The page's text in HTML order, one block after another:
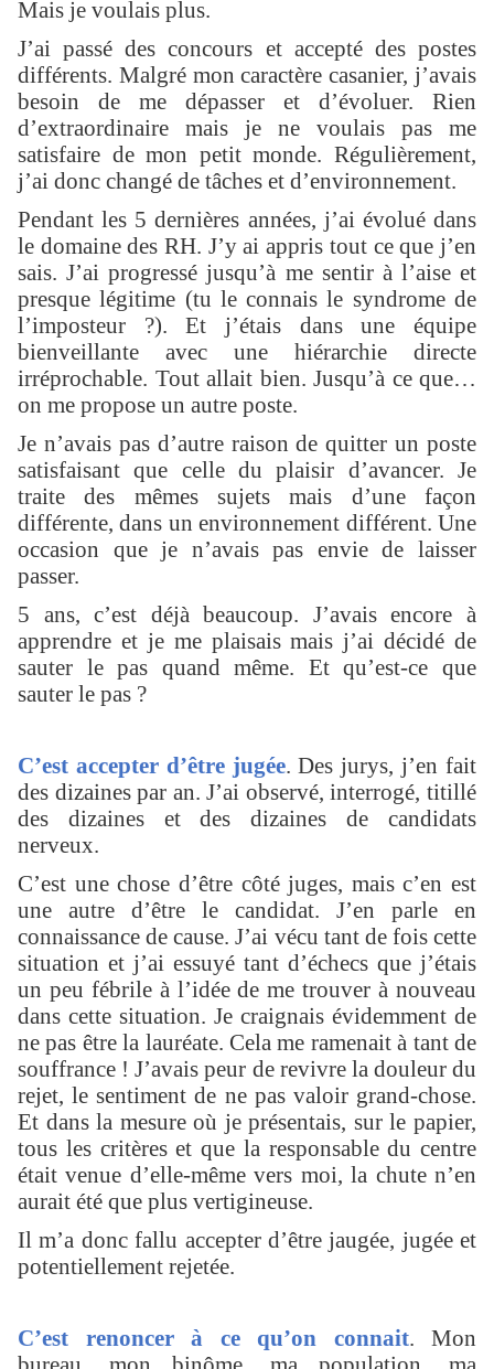
Mais je voulais plus.
J’ai passé des concours et accepté des postes
différents. Malgré mon caractère casanier, j’avais
besoin de me dépasser et d’évoluer. Rien
d’extraordinaire mais je ne voulais pas me
satisfaire de mon petit monde. Régulièrement,
j’ai donc changé de tâches et d’environnement.
Pendant les 5 dernières années, j’ai évolué dans
le domaine des RH. J’y ai appris tout ce que j’en
sais. J’ai progressé jusqu’à me sentir à l’aise et
presque légitime (tu le connais le syndrome de
l’imposteur ?). Et j’étais dans une équipe
bienveillante avec une hiérarchie directe
irréprochable. Tout allait bien. Jusqu’à ce que…
on me propose un autre poste.
Je n’avais pas d’autre raison de quitter un poste
satisfaisant que celle du plaisir d’avancer. Je
traite des mêmes sujets mais d’une façon
différente, dans un environnement différent. Une
occasion que je n’avais pas envie de laisser
passer.
5 ans, c’est déjà beaucoup. J’avais encore à
apprendre et je me plaisais mais j’ai décidé de
sauter le pas quand même. Et qu’est-ce que
sauter le pas ?
C’est accepter d’être jugée. Des jurys, j’en fait
des dizaines par an. J’ai observé, interrogé, titillé
des dizaines et des dizaines de candidats
nerveux.
C’est une chose d’être côté juges, mais c’en est
une autre d’être le candidat. J’en parle en
connaissance de cause. J’ai vécu tant de fois cette
situation et j’ai essuyé tant d’échecs que j’étais
un peu fébrile à l’idée de me trouver à nouveau
dans cette situation. Je craignais évidemment de
ne pas être la lauréate. Cela me ramenait à tant de
souffrance ! J’avais peur de revivre la douleur du
rejet, le sentiment de ne pas valoir grand-chose.
Et dans la mesure où je présentais, sur le papier,
tous les critères et que la responsable du centre
était venue d’elle-même vers moi, la chute n’en
aurait été que plus vertigineuse.
Il m’a donc fallu accepter d’être jaugée, jugée et
potentiellement rejetée.
C’est renoncer à ce qu’on connait. Mon